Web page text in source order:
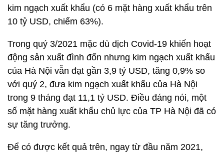
kim ngạch xuất khẩu (có 6 mặt hàng xuất khẩu trên
10 tỷ USD, chiếm 63%).
Trong quý 3/2021 mặc dù dịch Covid-19 khiến hoạt
động sản xuất đình đốn nhưng kim ngạch xuất khẩu
của Hà Nội vẫn đạt gần 3,9 tỷ USD, tăng 0,9% so
với quý 2, đưa kim ngạch xuất khẩu của Hà Nội
trong 9 tháng đạt 11,1 tỷ USD. Điều đáng nói, một
số mặt hàng xuất khẩu chủ lực của TP Hà Nội đã có
sự tăng trưởng.
Để có được kết quả trên, ngay từ đầu năm 2021,